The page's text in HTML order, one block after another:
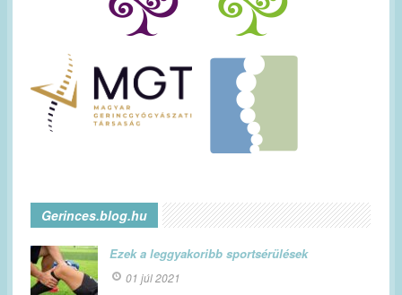
Gerinces.blog.hu
Ezek a leggyakoribb sportsérülések
01 júl 2021